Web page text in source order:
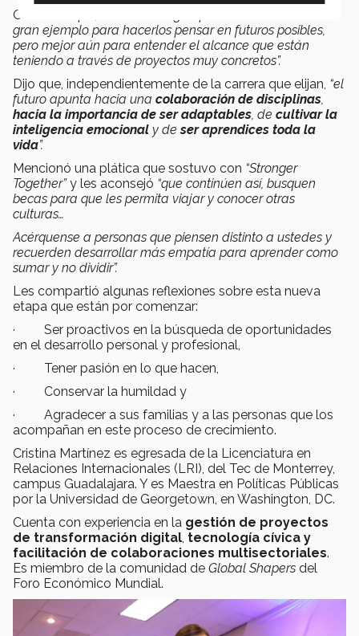
Comentó que,
gran ejemplo para hacerlos pensar en futuros posibles,
pero mejor aún para entender el alcance que están
teniendo a través de proyectos muy concretos”.
Dijo que, independientemente de la carrera que elijan, “el
futuro apunta hacia una colaboración de disciplinas,
hacia la importancia de ser adaptables, de cultivar la
inteligencia emocional y deser aprendices toda la
vida”.
Mencionó una plática que sostuvo con “Stronger
Together”y les aconsejó “que continúen así, busquen
becas para que les permita viajar y conocer otras
culturas…
Acérquense a personas que piensen distinto a ustedes y
recuerden desarrollar más empatía para aprender como
sumar y no dividir”.
Les compartió algunas reflexiones sobre esta nueva
etapa que están por comenzar:
· Ser proactivos en la búsqueda de oportunidades
en el desarrollo personal y profesional,
· Tener pasión en lo que hacen,
· Conservar la humildad y
· Agradecer a sus familias y a las personas que los
acompañan en este proceso de crecimiento.
Cristina Martínez es egresada de la Licenciatura en
Relaciones Internacionales (LRI), del Tec de Monterrey,
campus Guadalajara. Y es Maestra en Políticas Públicas
por la Universidad de Georgetown, en Washington, DC.
Cuenta con experiencia en la gestión de proyectos
de transformación digital, tecnología cívica y
facilitación de colaboraciones multisectoriales.
Es miembro de la comunidad de Global Shapers del
Foro Económico Mundial.